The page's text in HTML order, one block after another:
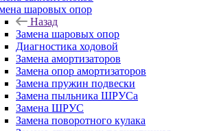
шаровых опор
Назад
Замена шаровых опор
Диагностика ходовой
Замена амортизаторов
Замена опор амортизаторов
Замена пружин подвески
Замена пыльника ШРУСа
Замена ШРУС
Замена поворотного кулака